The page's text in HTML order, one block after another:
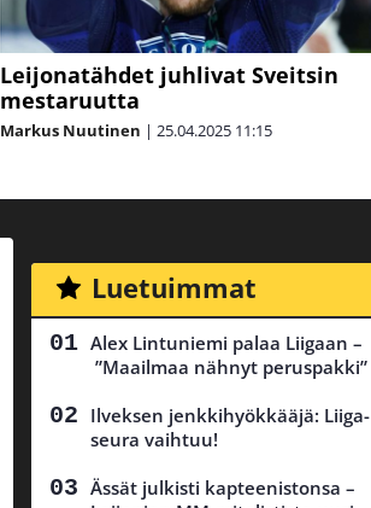
Leijonatähdet juhlivat Sveitsin
mestaruutta
Markus Nuutinen | 25.04.2025 11:15
Luetuimmat
Alex Lintuniemi palaa Liigaan –
”Maailmaa nähnyt peruspakki”
Ilveksen jenkkihyökkääjä: Liiga-
seura vaihtuu!
Ässät julkisti kapteenistonsa –